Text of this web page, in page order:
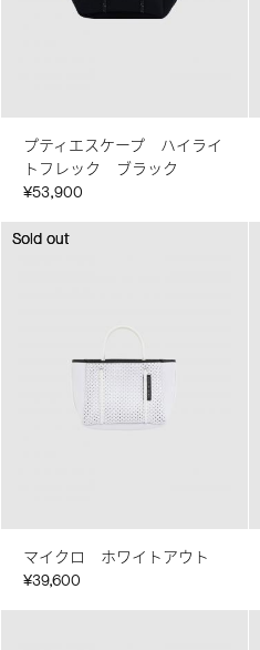
プティエスケープ ハイライ
トフレック ブラック
¥53,900
Sold out
Sold out
マイクロ ホワイトアウト
¥39,600